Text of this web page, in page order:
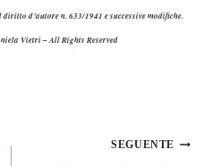
d’autore n. 633/1941 e successive modifiche.
Vietri – All Rights Reserved
SEGUENTE